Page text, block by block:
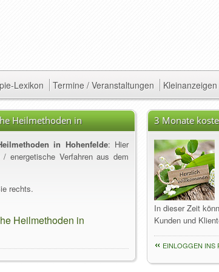
Lexikon Termine / Veranstaltungen Kleinanzeigen
Heilmethoden in
in Hohenfelde: Hier
energetische Verfahren aus dem
rechts.
Heilmethoden in
3 Monate
In dieser Zeit
Kunden und
EINLOGGEN INS